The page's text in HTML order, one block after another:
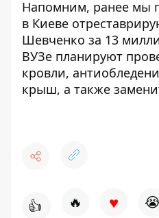
Напомним, ранее мы
в Киеве
Шевченко за 13
ВУЗе планируют
кровли,
крыш, а также
👍 🔥 ♥